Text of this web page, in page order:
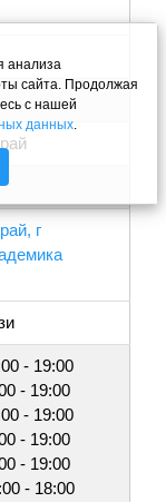
г
- 19:00
- 19:00
- 19:00
- 19:00
- 19:00
- 18:00
анализа
сайта. Продолжая
с нашей
данных.